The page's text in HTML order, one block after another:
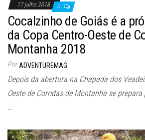
17 julho 2018 0
Cocalzinho de Goiás é a
da Copa Centro-Oeste de
Montanha 2018
Por ADVENTUREMAG
Depois da abertura na Chapada dos
Oeste de Corridas de Montanha se
…